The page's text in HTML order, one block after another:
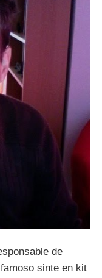
de
sinte en kit